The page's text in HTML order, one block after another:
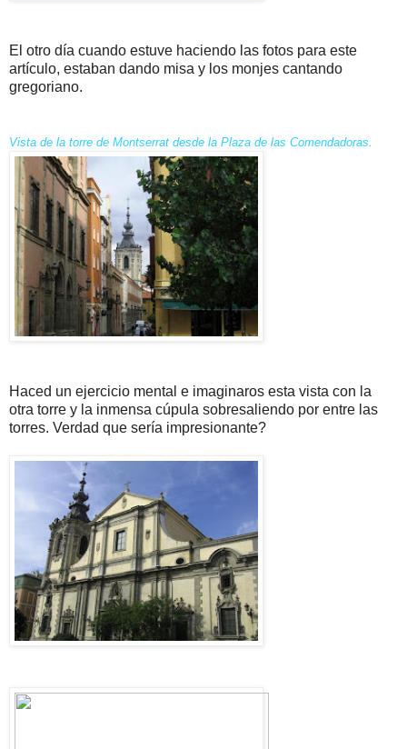
El otro día cuando estuve haciendo las fotos para este
artículo, estaban dando misa y los monjes cantando
gregoriano.
Vista de la torre de Montserrat desde la Plaza de las Comendadoras.
Haced un ejercicio mental e imaginaros esta vista con la
otra torre y la inmensa cúpula sobresaliendo por entre las
torres. Verdad que sería impresionante?